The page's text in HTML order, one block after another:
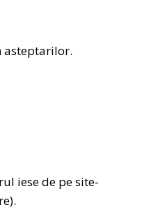
asteptarilor.
iese de pe site-